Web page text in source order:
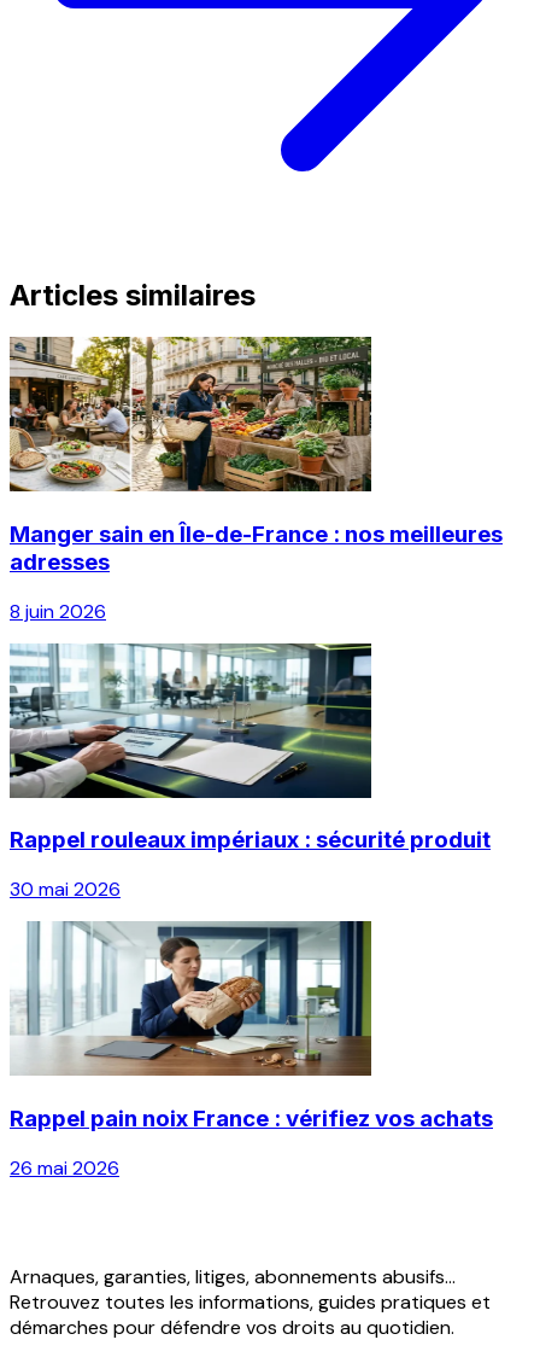
Articles similaires
Manger sain en Île-de-France : nos meilleures
adresses
8 juin 2026
Rappel rouleaux impériaux : sécurité produit
30 mai 2026
Rappel pain noix France : vérifiez vos achats
26 mai 2026
Arnaques, garanties, litiges, abonnements abusifs...
Retrouvez toutes les informations, guides pratiques et
démarches pour défendre vos droits au quotidien.